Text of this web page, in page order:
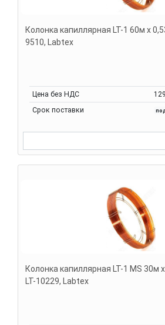
Колонка капиллярная LT-1 60м х
9510, Labtex
Цена без НДС
Срок поставки
Колонка капиллярная LT-1 MS 30м
LT-10229, Labtex